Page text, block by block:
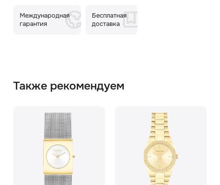
Международная
гарантия
Бесплатная
доставка
Также рекомендуем